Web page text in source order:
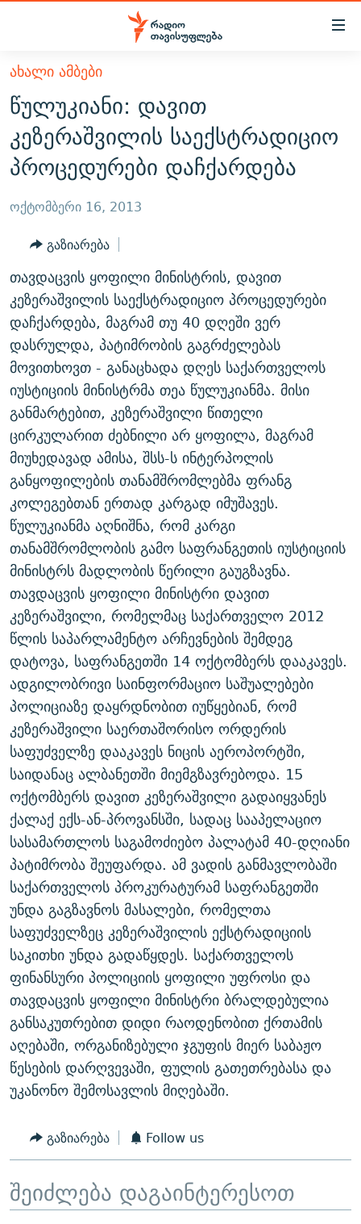
Accessibility
მთავარ
შინაარსზე
დაბრუნება
მთავარ
ნავიგაციაზე
დაბრუნება
ძიებაზე
ᲐᲮᲐᲚᲘ ᲐᲛᲑᲔᲑᲘ
ᲗᲔᲛᲔᲑᲘ
ᲞᲝᲚᲘᲢᲘᲙᲐ
ᲔᲙᲝᲜᲝᲛᲘᲙᲐ
ᲡᲐᲖᲝᲒᲐᲓᲝᲔᲑᲐ
ᲕᲘᲓᲔᲝ
ᲑᲚᲝᲒᲔᲑᲘ
ᲞᲝᲓᲙᲐᲡᲢᲔᲑᲘ
60 ᲓᲔᲪᲘᲑᲔᲚᲘ
ᲒᲐᲜᲙᲘᲗᲮᲕᲘᲡ ᲓᲦᲔ
ᲓᲘᲚᲘᲡ ᲡᲐᲣᲑᲠᲔᲑᲘ
ᲛᲝᲚᲐᲞᲐᲠᲐᲙᲔ ᲢᲔᲥᲡᲢᲔᲑᲘ
ᲨᲘᲜ - ᲣᲪᲮᲝᲔᲗᲨᲘ
ᲚᲘᲢᲔᲠᲐᲢᲣᲠᲣᲚᲘ ᲬᲐᲮᲜᲐᲒᲔᲑᲘ
ᲐᲛᲔᲠᲘᲙᲣᲚᲘ ᲛᲝᲗᲮᲠᲝᲑᲐ
ᲘᲛᲞᲔᲠᲘᲐ ᲓᲐ ᲠᲐᲓᲘᲝ
ᲤᲔᲜᲝᲕᲐᲜᲘ - 2.10
ᲗᲥᲕᲔᲜᲘ ᲞᲣᲑᲚᲘᲙᲐᲪᲘᲔᲑᲘ
ᲞᲠᲝᲔᲥᲢᲔᲑᲘ
ᲣᲙᲠᲐᲘᲜᲐᲨᲘ ᲓᲐᲦᲣᲞᲣᲚᲘ ᲥᲐᲠᲗᲕᲔᲚᲘ ᲛᲔᲑᲠᲫᲝᲚᲔᲑᲘ - 2022
ᲓᲐᲛᲝᲣᲙᲘᲓᲔᲑᲚᲝᲑᲘᲡ 100 ᲬᲔᲚᲘ
ᲩᲔᲛᲘ ᲡᲘᲙᲕᲓᲘᲚᲘᲡ ᲛᲘᲖᲔᲖᲘᲐ COVID-19
11 ᲬᲔᲚᲘ - 11 ᲐᲛᲑᲐᲕᲘ
ᲡᲐᲞᲐᲠᲚᲐᲛᲔᲜᲢᲝ ᲐᲠᲩᲔᲕᲜᲔᲑᲘᲡ ᲘᲡᲢᲝᲠᲘᲐ
ᲑᲐᲕᲨᲕᲔᲑᲘ ᲞᲠᲝᲡᲢᲘᲢᲣᲪᲘᲐᲨᲘ - ᲐᲛᲝᲣᲗᲥᲛᲔᲚᲘ ᲐᲛᲑᲐᲕᲘ
5 ᲐᲛᲑᲐᲕᲘ - 20 ᲘᲕᲜᲘᲡᲡ ᲓᲐᲨᲐᲕᲔᲑᲣᲚᲔᲑᲘ
ᲐᲒᲕᲘᲡᲢᲝᲡ ᲝᲛᲘ
ПРИВЕТ ᲙᲣᲚᲢᲣᲠᲐ
ЭХО КАВКАЗА
ᲒᲐᲛᲝᲘᲬᲔᲠᲔ
რთე/რთ-ის ყველა საიტი
ᲐᲮᲐᲚᲘ ᲐᲛᲑᲔᲑᲘ
წულუკიანი: დავით
კეზერაშვილის საექსტრადიციო
პროცედურები დაჩქარდება
ოქტომბერი 16, 2013
გაზიარება
თავდაცვის ყოფილი მინისტრის, დავით
კეზერაშვილის საექსტრადიციო პროცედურები
დაჩქარდება, მაგრამ თუ 40 დღეში ვერ
დასრულდა, პატიმრობის გაგრძელებას
მოვითხოვთ - განაცხადა დღეს საქართველოს
იუსტიციის მინისტრმა თეა წულუკიანმა. მისი
განმარტებით, კეზერაშვილი წითელი
ცირკულარით ძებნილი არ ყოფილა, მაგრამ
მიუხედავად ამისა, შსს-ს ინტერპოლის
განყოფილების თანამშრომლებმა ფრანგ
კოლეგებთან ერთად კარგად იმუშავეს.
წულუკიანმა აღნიშნა, რომ კარგი
თანამშრომლობის გამო საფრანგეთის იუსტიციის
მინისტრს მადლობის წერილი გაუგზავნა.
თავდაცვის ყოფილი მინისტრი დავით
კეზერაშვილი, რომელმაც საქართველო 2012
წლის საპარლამენტო არჩევნების შემდეგ
დატოვა, საფრანგეთში 14 ოქტომბერს დააკავეს.
ადგილობრივი საინფორმაციო საშუალებები
პოლიციაზე დაყრდნობით იუწყებიან, რომ
კეზერაშვილი საერთაშორისო ორდერის
საფუძველზე დააკავეს ნიცის აეროპორტში,
საიდანაც ალბანეთში მიემგზავრებოდა. 15
ოქტომბერს დავით კეზერაშვილი გადაიყვანეს
ქალაქ ექს-ან-პროვანსში, სადაც სააპელაციო
სასამართლოს საგამოძიებო პალატამ 40-დღიანი
პატიმრობა შეუფარდა. ამ ვადის განმავლობაში
საქართველოს პროკურატურამ საფრანგეთში
უნდა გაგზავნოს მასალები, რომელთა
საფუძველზეც კეზერაშვილის ექსტრადიციის
საკითხი უნდა გადაწყდეს. საქართველოს
ფინანსური პოლიციის ყოფილი უფროსი და
თავდაცვის ყოფილი მინისტრი ბრალდებულია
განსაკუთრებით დიდი რაოდენობით ქრთამის
აღებაში, ორგანიზებული ჯგუფის მიერ საბაჟო
წესების დარღვევაში, ფულის გათეთრებასა და
უკანონო შემოსავლის მიღებაში.
გაზიარება Follow us
შეიძლება დაგაინტერესოთ